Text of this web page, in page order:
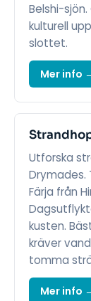
Belshi-
kulturell
slottet.
Mer info
Utforska
Drymades.
Färja från
kusten.
kräver
tomma
Mer info